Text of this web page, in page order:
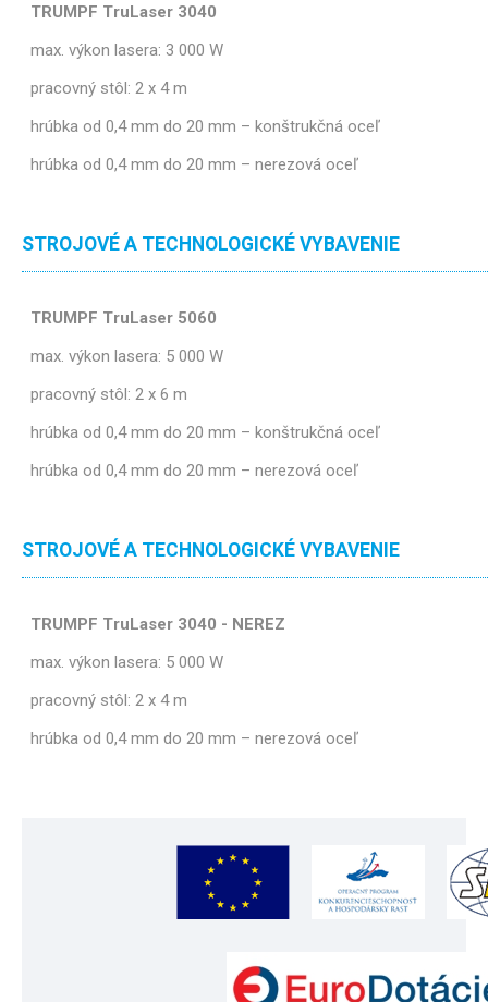
TRUMPF TruLaser 3040
max. výkon lasera: 3 000 W
pracovný stôl: 2 x 4 m
hrúbka od 0,4 mm do 20 mm – konštrukčná oceľ
hrúbka od 0,4 mm do 20 mm – nerezová oceľ
STROJOVÉ A TECHNOLOGICKÉ VYBAVENIE
TRUMPF TruLaser 5060
max. výkon lasera: 5 000 W
pracovný stôl: 2 x 6 m
hrúbka od 0,4 mm do 20 mm – konštrukčná oceľ
hrúbka od 0,4 mm do 20 mm – nerezová oceľ
STROJOVÉ A TECHNOLOGICKÉ VYBAVENIE
TRUMPF TruLaser 3040 - NEREZ
max. výkon lasera: 5 000 W
pracovný stôl: 2 x 4 m
hrúbka od 0,4 mm do 20 mm – nerezová oceľ